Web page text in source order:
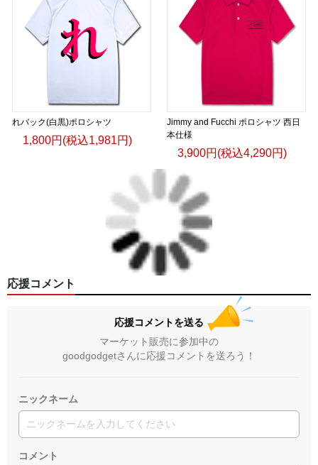
れバック(白黒)ポロシャツ
1,800円(税込1,981円)
Jimmy and Fucchi ポロシャツ 西日
本仕様
3,900円(税込4,290円)
応援コメント
応援コメントを送る
マーケット販売に参加中の
goodgodgetさんに応援コメントを送ろう！
ニックネーム
コメント